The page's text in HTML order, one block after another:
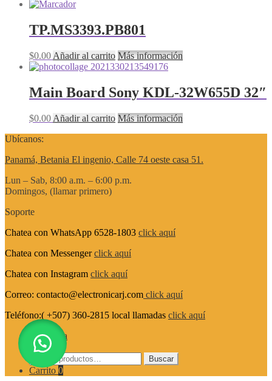
TP.MS3393.PB801
$0.00 Añadir al carrito Más información
Main Board Sony KDL-32W655D 32″
$0.00 Añadir al carrito Más información
Ubícanos:
Panamá, Betania El ingenio, Calle 74 oeste casa 51.
Lun – Sab, 8:00 a.m. – 6:00 p.m.
Domingos, (llamar primero)
Soporte
Chatea con WhatsApp 6528-1803 click aquí
Chatea con Messengerclick aquí
Chatea con Instagram click aquí
Correo: contacto@electronicarj.com click aquí
Teléfono:( +507) 360-2815 local llamadas click aquí
Mi cuenta
Buscar
por:
Buscar
Carrito 0